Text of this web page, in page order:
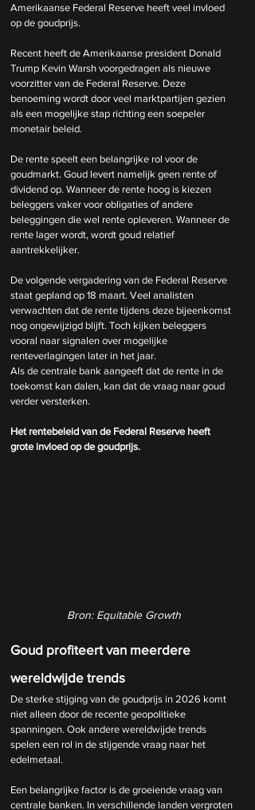
Amerikaanse Federal Reserve heeft veel invloed
op de goudprijs.
Recent heeft de Amerikaanse president Donald
Trump Kevin Warsh voorgedragen als nieuwe
voorzitter van de Federal Reserve. Deze
benoeming wordt door veel marktpartijen gezien
als een mogelijke stap richting een soepeler
monetair beleid.
De rente speelt een belangrijke rol voor de
goudmarkt. Goud levert namelijk geen rente of
dividend op. Wanneer de rente hoog is kiezen
beleggers vaker voor obligaties of andere
beleggingen die wel rente opleveren. Wanneer de
rente lager wordt, wordt goud relatief
aantrekkelijker.
De volgende vergadering van de Federal Reserve
staat gepland op 18 maart. Veel analisten
verwachten dat de rente tijdens deze bijeenkomst
nog ongewijzigd blijft. Toch kijken beleggers
vooral naar signalen over mogelijke
renteverlagingen later in het jaar.
Als de centrale bank aangeeft dat de rente in de
toekomst kan dalen, kan dat de vraag naar goud
verder versterken.
Het rentebeleid van de Federal Reserve heeft
grote invloed op de goudprijs.
Bron: Equitable Growth
Goud profiteert van meerdere
wereldwijde trends
De sterke stijging van de goudprijs in 2026 komt
niet alleen door de recente geopolitieke
spanningen. Ook andere wereldwijde trends
spelen een rol in de stijgende vraag naar het
edelmetaal.
Een belangrijke factor is de groeiende vraag van
centrale banken. In verschillende landen vergroten